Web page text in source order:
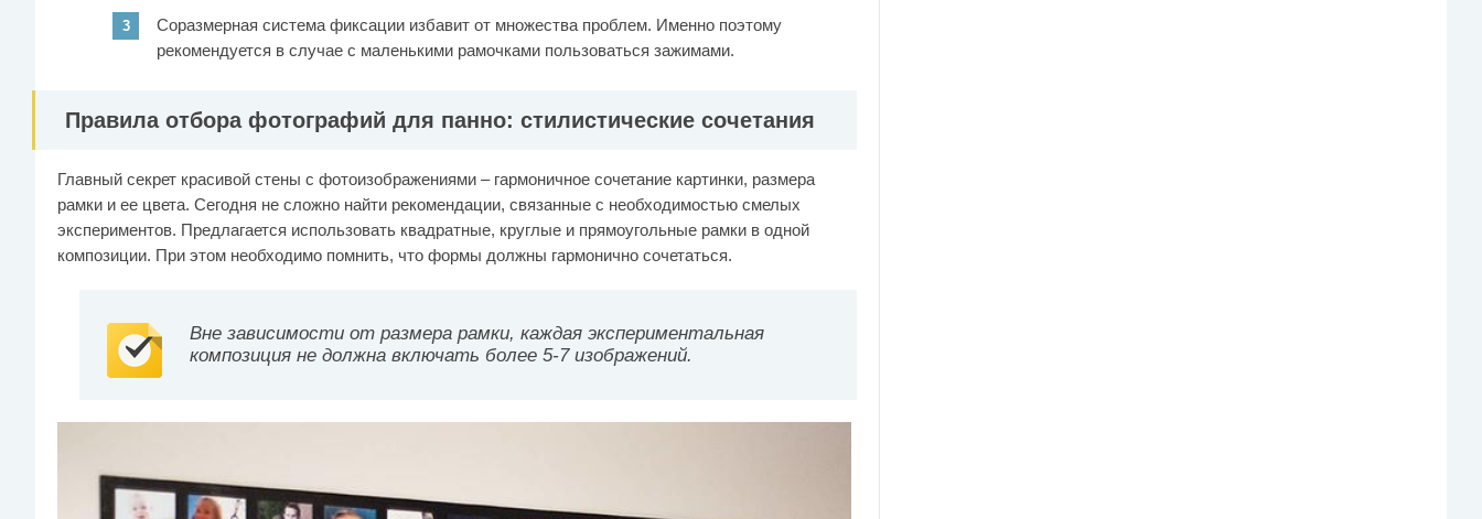
Соразмерная система фиксации избавит от множества проблем. Именно поэтому
рекомендуется в случае с маленькими рамочками пользоваться зажимами.
Правила отбора фотографий для панно: стилистические сочетания
Главный секрет красивой стены с фотоизображениями – гармоничное сочетание картинки, размера
рамки и ее цвета. Сегодня не сложно найти рекомендации, связанные с необходимостью смелых
экспериментов. Предлагается использовать квадратные, круглые и прямоугольные рамки в одной
композиции. При этом необходимо помнить, что формы должны гармонично сочетаться.
Вне зависимости от размера рамки, каждая экспериментальная
композиция не должна включать более 5-7 изображений.